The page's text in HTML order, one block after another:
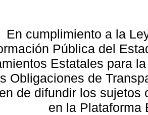
En cumplimiento a la
Pública del
Estatales para
Obligaciones de
de difundir los sujetos
en la Plataforma